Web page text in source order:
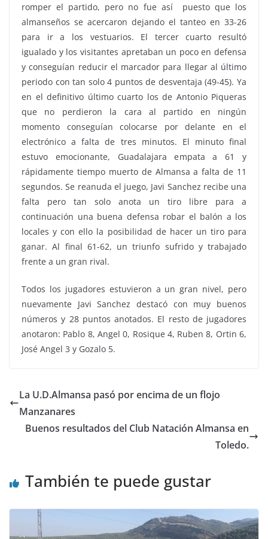
romper el partido, pero no fue así puesto que los
almanseños se acercaron dejando el tanteo en 33-26
para ir a los vestuarios. El tercer cuarto resultó
igualado y los visitantes apretaban un poco en defensa
y conseguían reducir el marcador para llegar al último
periodo con tan solo 4 puntos de desventaja (49-45). Ya
en el definitivo último cuarto los de Antonio Piqueras
que no perdieron la cara al partido en ningún
momento conseguían colocarse por delante en el
electrónico a falta de tres minutos. El minuto final
estuvo emocionante, Guadalajara empata a 61 y
rápidamente tiempo muerto de Almansa a falta de 11
segundos. Se reanuda el juego, Javi Sanchez recibe una
falta pero tan solo anota un tiro libre para a
continuación una buena defensa robar el balón a los
locales y con ello la posibilidad de hacer un tiro para
ganar. Al final 61-62, un triunfo sufrido y trabajado
frente a un gran rival.
Todos los jugadores estuvieron a un gran nivel, pero
nuevamente Javi Sanchez destacó con muy buenos
números y 28 puntos anotados. El resto de jugadores
anotaron: Pablo 8, Angel 0, Rosique 4, Ruben 8, Ortin 6,
José Angel 3 y Gozalo 5.
La U.D.Almansa pasó por encima de un flojo
Manzanares
Buenos resultados del Club Natación Almansa en
Toledo.
También te puede gustar